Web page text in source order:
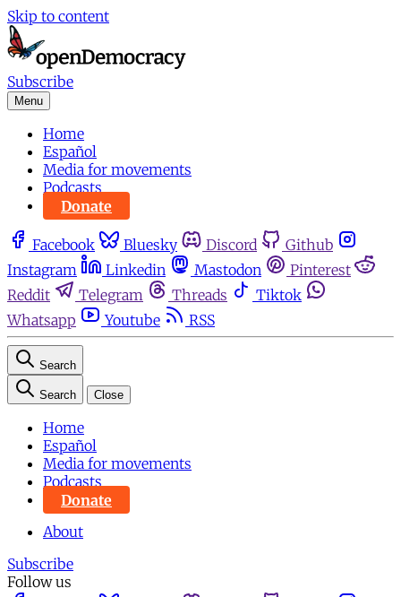
Skip to content
Subscribe
Menu
Home
Español
Media for movements
Podcasts
Donate
Facebook Bluesky Discord
Github
Instagram
Linkedin Mastodon
Pinterest
Reddit
Telegram Threads
Tiktok
Whatsapp
Youtube RSS
Search
Search Close
Home
Español
Media for movements
Podcasts
Donate
About
Subscribe
Follow us